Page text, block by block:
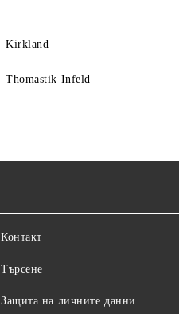
Kirkland
Thomastik Infeld
Контакт
Търсене
Защита на личните данни